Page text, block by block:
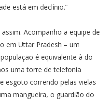
está em declínio.”
Acompanho a equipe de
em Uttar Pradesh – um
é equivalente à do
uma torre de telefonia
esgoto correndo pelas vielas
mangueira, o guardião do